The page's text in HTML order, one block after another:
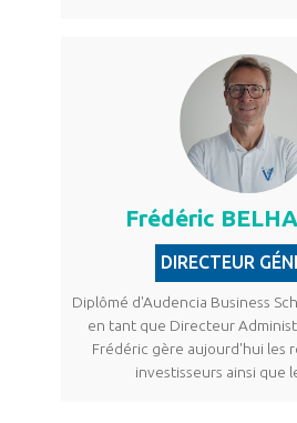
Frédéric
DIRECTEUR
Diplômé d'Audencia Business
en tant que Directeur
Frédéric gère aujourd'hui les
investisseurs ainsi que